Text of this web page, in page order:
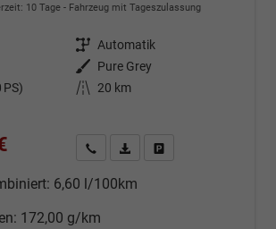
10 Tage Fahrzeug mit Tageszulassung
Getriebe Automatik
Außenfarbe
Pure Grey
PS) Kilometerstand
20 km
Kontakt & Angebot anfordern
PDF-Datei, Fahrzeugexposé
6,60 l/100km
172,00 g/km